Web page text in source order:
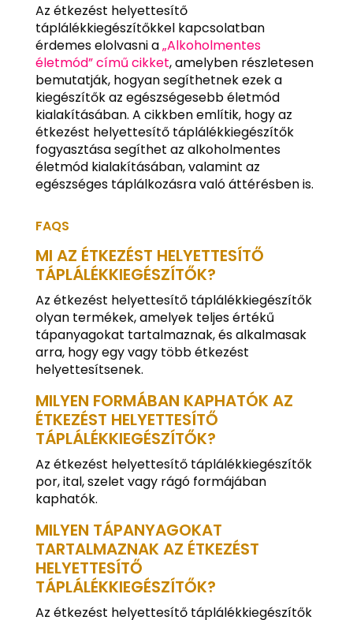
Az étkezést helyettesítő
táplálékkiegészítőkkel kapcsolatban
érdemes elolvasni a„Alkoholmentes
életmód” című cikket, amelyben részletesen
bemutatják, hogyan segíthetnek ezek a
kiegészítők az egészségesebb életmód
kialakításában. A cikkben említik, hogy az
étkezést helyettesítő táplálékkiegészítők
fogyasztása segíthet az alkoholmentes
életmód kialakításában, valamint az
egészséges táplálkozásra való áttérésben is.
FAQS
MI AZ ÉTKEZÉST HELYETTESÍTŐ
TÁPLÁLÉKKIEGÉSZÍTŐK?
Az étkezést helyettesítő táplálékkiegészítők
olyan termékek, amelyek teljes értékű
tápanyagokat tartalmaznak, és alkalmasak
arra, hogy egy vagy több étkezést
helyettesítsenek.
MILYEN FORMÁBAN KAPHATÓK AZ
ÉTKEZÉST HELYETTESÍTŐ
TÁPLÁLÉKKIEGÉSZÍTŐK?
Az étkezést helyettesítő táplálékkiegészítők
por, ital, szelet vagy rágó formájában
kaphatók.
MILYEN TÁPANYAGOKAT
TARTALMAZNAK AZ ÉTKEZÉST
HELYETTESÍTŐ
TÁPLÁLÉKKIEGÉSZÍTŐK?
Az étkezést helyettesítő táplálékkiegészítők